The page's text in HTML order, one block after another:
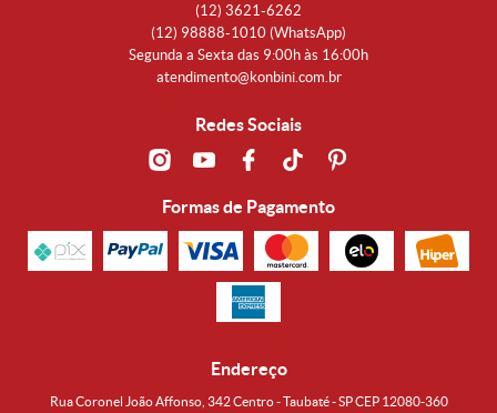
(12) 3621-6262
(12) 98888-1010 (WhatsApp)
Segunda a Sexta das 9:00h às 16:00h
atendimento@konbini.com.br
Redes Sociais
Formas de Pagamento
Endereço
Rua Coronel João Affonso, 342 Centro - Taubaté - SP CEP 12080-360